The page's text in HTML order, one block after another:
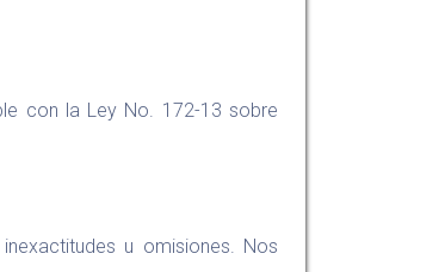
con la Ley No. 172-13 sobre
u omisiones. Nos